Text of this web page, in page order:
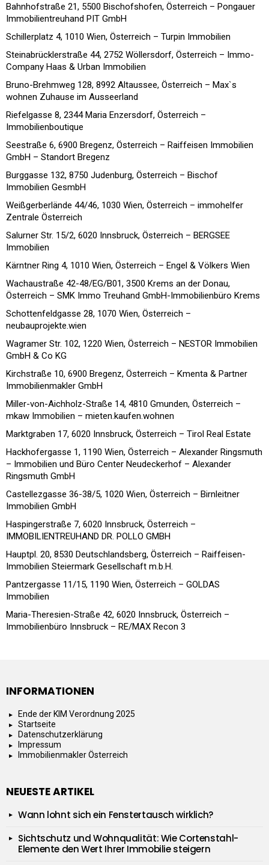
Bahnhofstraße 21, 5500 Bischofshofen, Österreich – Pongauer
Immobilientreuhand PIT GmbH
Schillerplatz 4, 1010 Wien, Österreich – Turpin Immobilien
Steinabrücklerstraße 44, 2752 Wöllersdorf, Österreich – Immo-
Company Haas & Urban Immobilien
Bruno-Brehmweg 128, 8992 Altaussee, Österreich – Max`s
wohnen Zuhause im Ausseerland
Riefelgasse 8, 2344 Maria Enzersdorf, Österreich –
Immobilienboutique
Seestraße 6, 6900 Bregenz, Österreich – Raiffeisen Immobilien
GmbH – Standort Bregenz
Burggasse 132, 8750 Judenburg, Österreich – Bischof
Immobilien GesmbH
Weißgerberlände 44/46, 1030 Wien, Österreich – immohelfer
Zentrale Österreich
Salurner Str. 15/2, 6020 Innsbruck, Österreich – BERGSEE
Immobilien
Kärntner Ring 4, 1010 Wien, Österreich – Engel & Völkers Wien
Wachaustraße 42-48/EG/B01, 3500 Krems an der Donau,
Österreich – SMK Immo Treuhand GmbH-Immobilienbüro Krems
Schottenfeldgasse 28, 1070 Wien, Österreich –
neubauprojekte.wien
Wagramer Str. 102, 1220 Wien, Österreich – NESTOR Immobilien
GmbH & Co KG
Kirchstraße 10, 6900 Bregenz, Österreich – Kmenta & Partner
Immobilienmakler GmbH
Miller-von-Aichholz-Straße 14, 4810 Gmunden, Österreich –
mkaw Immobilien – mieten.kaufen.wohnen
Marktgraben 17, 6020 Innsbruck, Österreich – Tirol Real Estate
Hackhofergasse 1, 1190 Wien, Österreich – Alexander Ringsmuth
– Immobilien und Büro Center Neudeckerhof – Alexander
Ringsmuth GmbH
Castellezgasse 36-38/5, 1020 Wien, Österreich – Birnleitner
Immobilien GmbH
Haspingerstraße 7, 6020 Innsbruck, Österreich –
IMMOBILIENTREUHAND DR. POLLO GMBH
Hauptpl. 20, 8530 Deutschlandsberg, Österreich – Raiffeisen-
Immobilien Steiermark Gesellschaft m.b.H.
Pantzergasse 11/15, 1190 Wien, Österreich – GOLDAS
Immobilien
Maria-Theresien-Straße 42, 6020 Innsbruck, Österreich –
Immobilienbüro Innsbruck – RE/MAX Recon 3
INFORMATIONEN
Ende der KIM Verordnung 2025
Startseite
Datenschutzerklärung
Impressum
Immobilienmakler Österreich
NEUESTE ARTIKEL
Wann lohnt sich ein Fenstertausch wirklich?
Sichtschutz und Wohnqualität: Wie Cortenstahl-
Elemente den Wert Ihrer Immobilie steigern